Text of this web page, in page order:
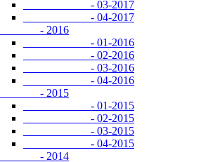
- 03-2017
- 04-2017
- 2016
- 01-2016
- 02-2016
- 03-2016
- 04-2016
- 2015
- 01-2015
- 02-2015
- 03-2015
- 04-2015
- 2014